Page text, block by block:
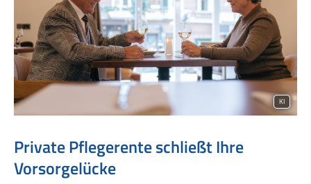
KI
Private Pfle­ge­ren­te schließt Ihre
Vorsorgelücke